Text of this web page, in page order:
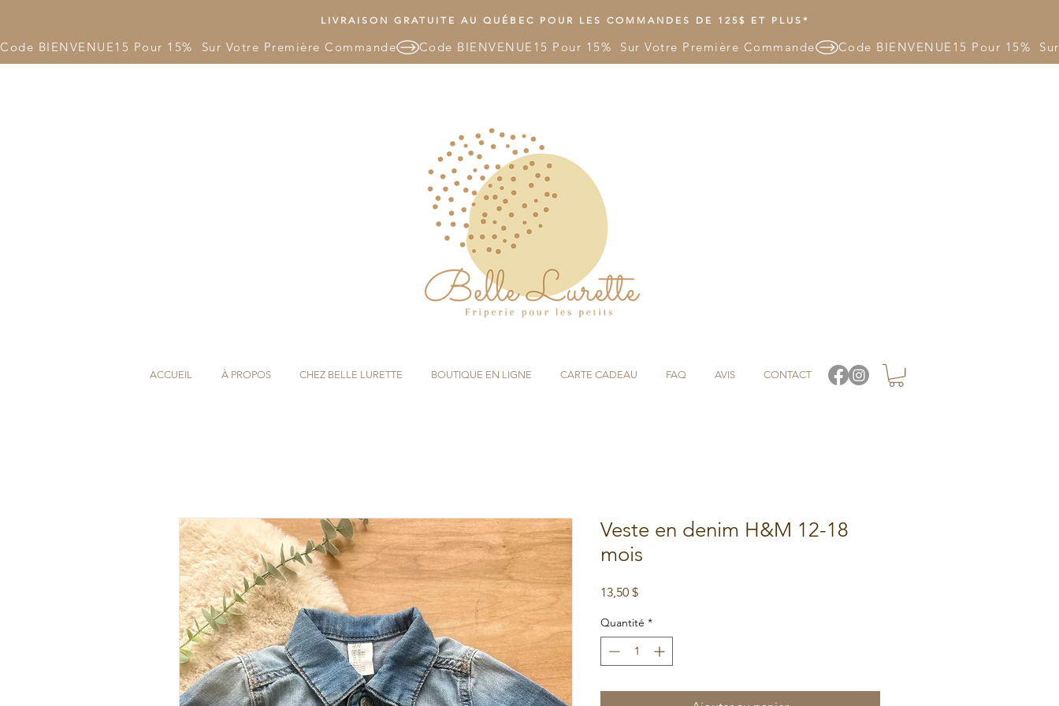
LIVRAISON GRATUITE AU QUÉBEC POUR LES COMMANDES DE 125$ ET PLUS*
Code BIENVENUE15 Pour 15%  Sur Votre Première Commande
ACCUEIL À PROPOS CHEZ BELLE LURETTE BOUTIQUE EN LIGNE CARTE CADEAU FAQ AVIS CONTACT
Veste en denim H&M 12-18
mois
13,50 $Prix
Quantité *